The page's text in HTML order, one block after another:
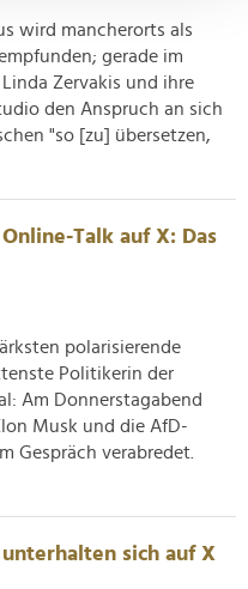
und Anzeigen zu
Medien anbieten
Website zu
unsere Partner für
weiter. Unsere
möglicherweise mit
ihnen bereitgestellt
wird mancherorts als
gerade im
Zervakis und ihre
den Anspruch an sich
"so [zu] übersetzen,
Talk auf X: Das
polarisierende
Politikerin der
Am Donnerstagabend
Musk und die AfD-
Gespräch verabredet.
sich auf X